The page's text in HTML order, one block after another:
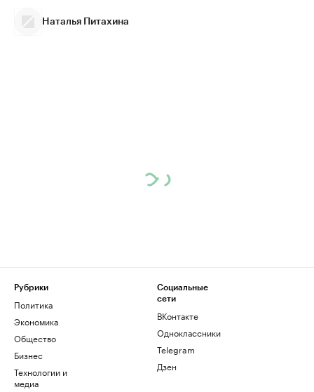
Наталья Питахина
Рубрики
Политика
Экономика
Общество
Бизнес
Технологии и
медиа
Социальные
сети
ВКонтакте
Одноклассники
Telegram
Дзен